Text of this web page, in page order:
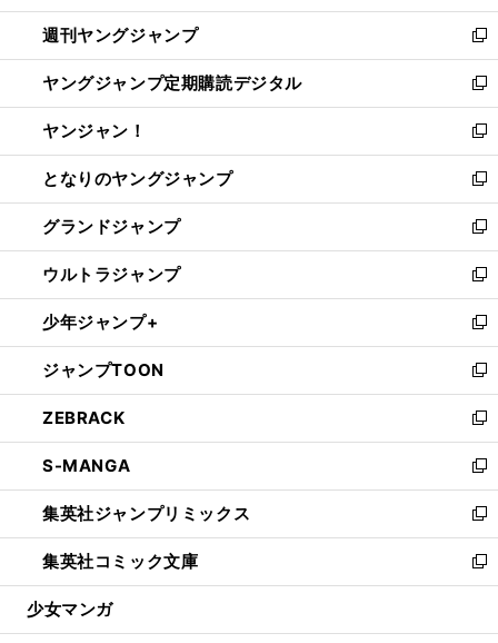
開
く
ウ
で
開
く
ン
ド
ウ
で
開
く
ウ
ィ
ン
ド
ウ
で
開
く
週刊ヤングジャンプ
新
し
い
ウ
ィ
ン
ド
ウ
で
開
く
ヤングジャンプ定期購読デジタル
新
し
い
ウ
ィ
ン
ド
ウ
で
開
く
ヤンジャン！
新
し
い
ウ
ィ
ン
ド
ウ
で
開
く
となりのヤングジャンプ
新
し
い
ウ
ィ
ン
ド
ウ
で
開
く
グランドジャンプ
新
し
い
ウ
ィ
ン
ド
ウ
で
開
く
ウルトラジャンプ
新
し
い
ウ
ィ
ン
ド
ウ
で
開
く
少年ジャンプ+
新
し
い
ウ
ィ
ン
ド
ウ
で
開
く
ジャンプTOON
新
し
い
ウ
ィ
ン
ド
ウ
で
開
ZEBRACK
新
し
い
ウ
ィ
ン
ド
ウ
開
S-MANGA
新
し
い
ウ
ィ
ン
ウ
集英社ジャンプリミックス
新
し
い
ウ
ン
集英社コミック文庫
新
し
ウ
少女マンガ